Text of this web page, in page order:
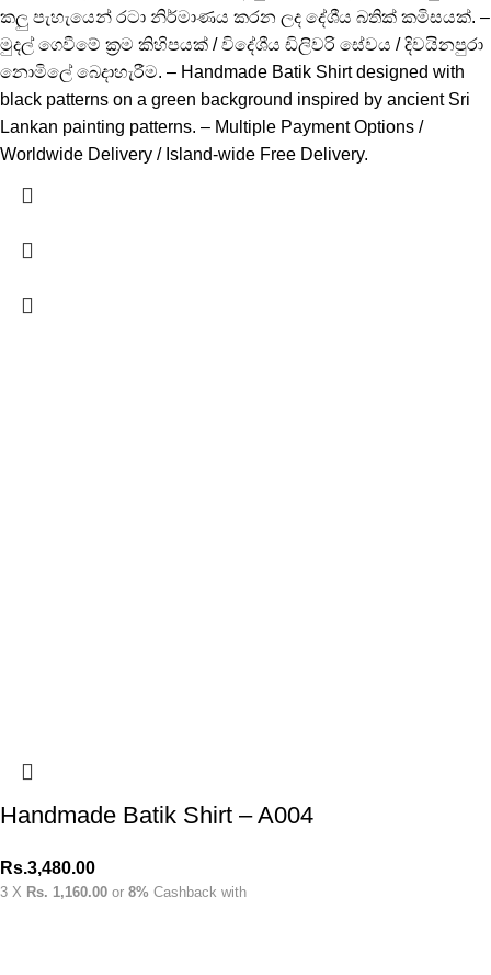
කලු පැහැයෙන් රටා නිර්මාණය කරන ලද දේශීය බතික් කමිසයක්. –
මුදල් ගෙවීමේ ක්‍රම කිහිපයක් / විදේශීය ඩිලිවරි සේවය / දිවයිනපුරා
නොමිලේ බෙදාහැරීම. – Handmade Batik Shirt designed with
black patterns on a green background inspired by ancient Sri
Lankan painting patterns. – Multiple Payment Options /
Worldwide Delivery / Island-wide Free Delivery.
Handmade Batik Shirt – A004
Rs.3,480.00
3 X Rs. 1,160.00 or 8% Cashback with